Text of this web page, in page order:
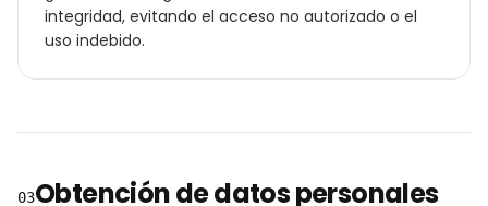
integridad, evitando el acceso no autorizado o el
uso indebido.
03Obtención de datos personales